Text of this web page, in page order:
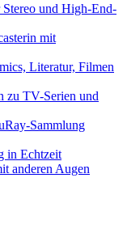
und High-End-
mit
Literatur, Filmen
zu TV-Serien und
Sammlung
in Echtzeit
anderen Augen